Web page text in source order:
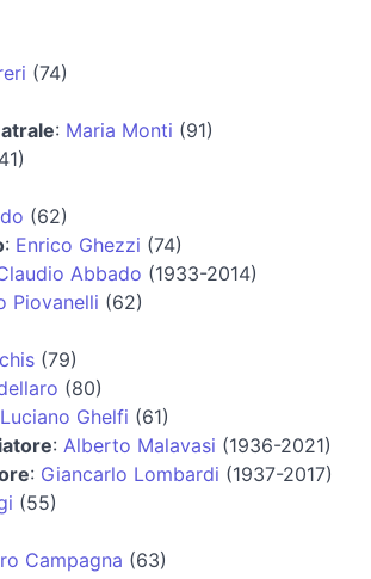
(74)
: Maria Monti (91)
(62)
: Enrico Ghezzi (74)
Abbado (1933-2014)
Piovanelli (62)
(79)
(80)
Luciano Ghelfi (61)
: Alberto Malavasi (1936-2021)
: Giancarlo Lombardi (1937-2017)
(55)
Campagna (63)